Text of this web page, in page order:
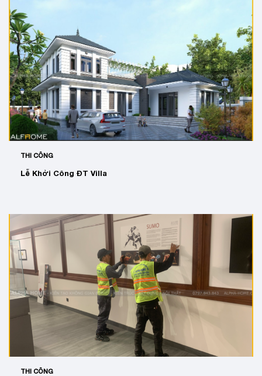
THI CÔNG
Lễ Khởi Công ĐT Villa
THI CÔNG